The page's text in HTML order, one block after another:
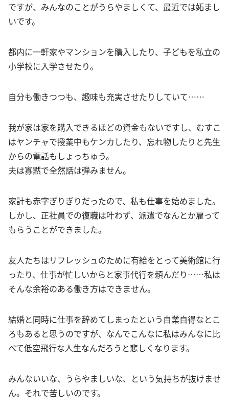
ですが、みんなのことがうらやましくて、最近では妬まし
いです。
都内に一軒家やマンションを購入したり、子どもを私立の
小学校に入学させたり。
自分も働きつつも、趣味も充実させたりしていて……
我が家は家を購入できるほどの資金もないですし、むすこ
はヤンチャで授業中もケンカしたり、忘れ物したりと先生
からの電話もしょっちゅう。
夫は寡黙で全然話は弾みません。
家計も赤字ぎりぎりだったので、私も仕事を始めました。
しかし、正社員での復職は叶わず、派遣でなんとか雇って
もらうことができました。
友人たちはリフレッシュのために有給をとって美術館に行
ったり、仕事が忙しいからと家事代行を頼んだり……私は
そんな余裕のある働き方はできません。
結婚と同時に仕事を辞めてしまったという自業自得なとこ
ろもあると思うのですが、なんでこんなに私はみんなに比
べて低空飛行な人生なんだろうと悲しくなります。
みんないいな、うらやましいな、という気持ちが抜けませ
ん。それで苦しいのです。